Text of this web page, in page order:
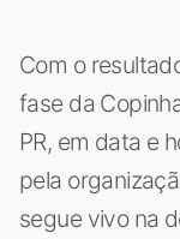
Com o
fase da
PR, em data e
pela
segue vivo na